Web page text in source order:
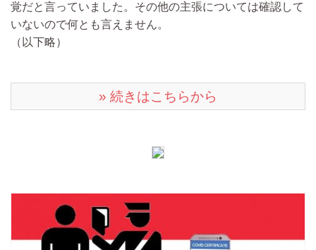
覚だと言っていました。その他の主張については確認して
いないので何とも言えません。
（以下略）
» 続きはこちらから